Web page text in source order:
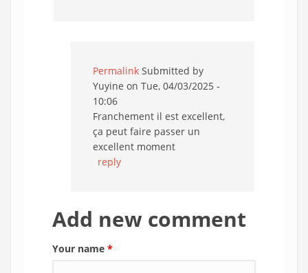
Permalink Submitted by
Yuyine on Tue, 04/03/2025 -
10:06
Franchement il est excellent,
ça peut faire passer un
excellent moment
reply
Add new comment
Your name *